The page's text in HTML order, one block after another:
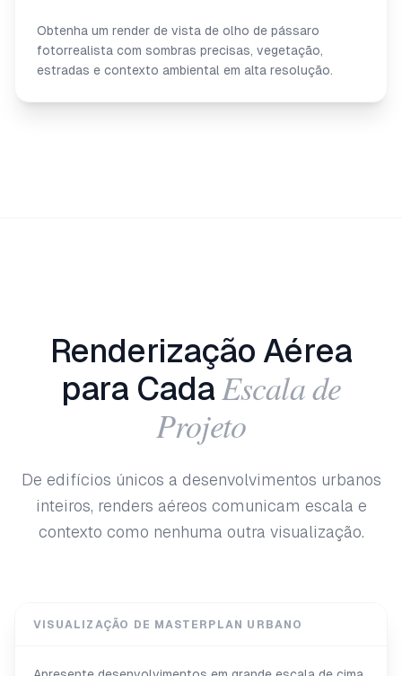
Obtenha um render de vista de olho de pássaro
fotorrealista com sombras precisas, vegetação,
estradas e contexto ambiental em alta resolução.
Renderização Aérea
para CadaEscala de
Projeto
De edifícios únicos a desenvolvimentos urbanos
inteiros, renders aéreos comunicam escala e
contexto como nenhuma outra visualização.
VISUALIZAÇÃO DE MASTERPLAN URBANO